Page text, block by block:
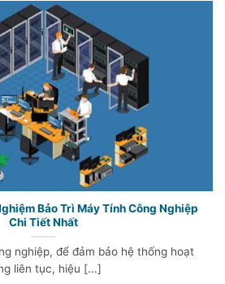
Bảo Trì Máy Tính Công Nghiệp
Chi Tiết Nhất
nghiệp, để đảm bảo hệ thống hoạt
liên tục, hiệu [...]